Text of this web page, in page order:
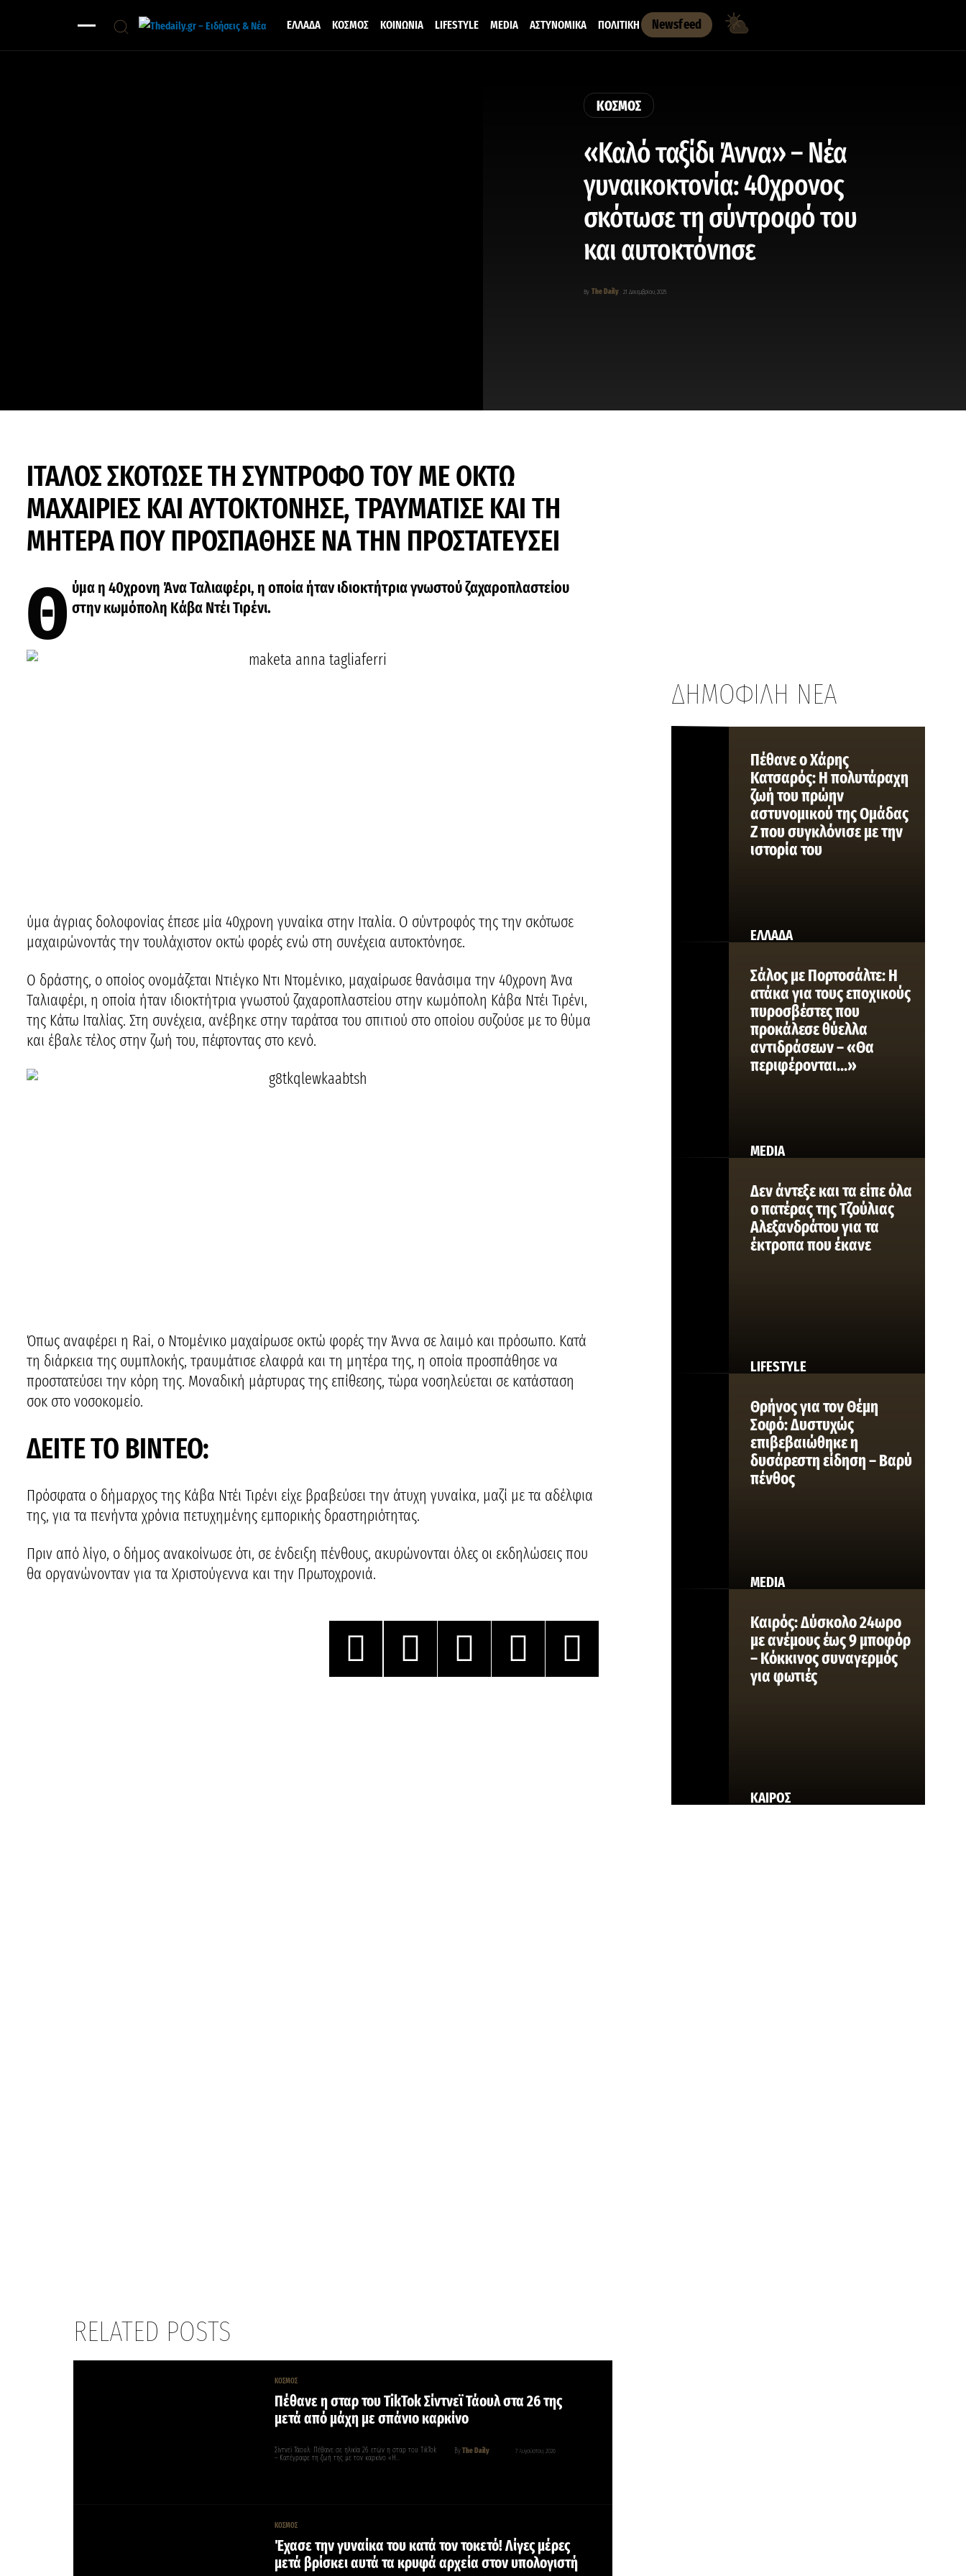
ΕΛΛΑΔΑ ΚΟΣΜΟΣ ΚΟΙΝΩΝΙΑ LIFESTYLE MEDIA ΑΣΤΥΝΟΜΙΚΑ ΠΟΛΙΤΙΚΗ Newsfeed
ΚΟΣΜΟΣ
«Καλό ταξίδι Άννα» – Νέα
γυναικοκτονία: 40χρονος
σκότωσε τη σύντροφό του
και αυτοκτόνnσε
By The Daily 21 Δεκεμβρίου, 2025
ΙΤΑΛΟΣ ΣΚΟΤΩΣΕ ΤΗ ΣΥΝΤΡΟΦΟ ΤΟΥ ΜΕ ΟΚΤΩ
ΜΑΧΑΙΡΙΕΣ ΚΑΙ ΑΥΤΟΚΤΟΝΗΣΕ, ΤΡΑΥΜΑΤΙΣΕ ΚΑΙ ΤΗ
ΜΗΤΕΡΑ ΠΟΥ ΠΡΟΣΠΑΘΗΣΕ ΝΑ ΤΗΝ ΠΡΟΣΤΑΤΕΥΣΕΙ
Θ ύμα η 40χρονη Άνα Ταλιαφέρι, η οποία ήταν ιδιοκτήτρια γνωστού ζαχαροπλαστείου
στην κωμόπολη Κάβα Ντέι Τιρένι.
ύμα άγριας δολοφονίας έπεσε μία 40χρονη γυναίκα στην Ιταλία. Ο σύντροφός της την σκότωσε
μαχαιρώνοντάς την τουλάχιστον οκτώ φορές ενώ στη συνέχεια αυτοκτόνησε.
Ο δράστης, ο οποίος ονομάζεται Ντιέγκο Ντι Ντομένικο, μαχαίρωσε θανάσιμα την 40χρονη Άνα
Ταλιαφέρι, η οποία ήταν ιδιοκτήτρια γνωστού ζαχαροπλαστείου στην κωμόπολη Κάβα Ντέι Τιρένι,
της Κάτω Ιταλίας. Στη συνέχεια, ανέβηκε στην ταράτσα του σπιτιού στο οποίου συζούσε με το θύμα
και έβαλε τέλος στην ζωή του, πέφτοντας στο κενό.
Όπως αναφέρει η Rai, ο Ντομένικο μαχαίρωσε οκτώ φορές την Άννα σε λαιμό και πρόσωπο. Κατά
τη διάρκεια της συμπλοκής, τραυμάτισε ελαφρά και τη μητέρα της, η οποία προσπάθησε να
προστατεύσει την κόρη της. Μοναδική μάρτυρας της επίθεσης, τώρα νοσηλεύεται σε κατάσταση
σοκ στο νοσοκομείο.
ΔΕΙΤΕ ΤΟ ΒΙΝΤΕΟ:
Πρόσφατα ο δήμαρχος της Κάβα Ντέι Τιρένι είχε βραβεύσει την άτυχη γυναίκα, μαζί με τα αδέλφια
της, για τα πενήντα χρόνια πετυχημένης εμπορικής δραστηριότητας.
Πριν από λίγο, ο δήμος ανακοίνωσε ότι, σε ένδειξη πένθους, ακυρώνονται όλες οι εκδηλώσεις που
θα οργανώνονταν για τα Χριστούγεννα και την Πρωτοχρονιά.
ΔΗΜΟΦΙΛΗ ΝΕΑ
ΕΛΛΑΔΑ
Πέθανε ο Χάρης
Κατσαρός: Η πολυτάραχη
ζωή του πρώην
αστυνομικού της Ομάδας
Ζ που συγκλόνισε με την
ιστορία του
MEDIA
Σάλος με Πορτοσάλτε: Η
ατάκα για τους εποχικούς
πυροσβέστες που
προκάλεσε θύελλα
αντιδράσεων – «Θα
περιφέρονται…»
LIFESTYLE
Δεν άντεξε και τα είπε όλα
ο πατέρας της Τζούλιας
Αλεξανδράτου για τα
έκτροπα που έκανε
MEDIA
Θρήνος για τον Θέμη
Σοφό: Δυστυχώς
επιβεβαιώθηκε η
δυσάρεστη είδηση – Βαρύ
πένθος
ΚΑΙΡΟΣ
Καιρός: Δύσκολο 24ωρο
με ανέμους έως 9 μποφόρ
– Κόκκινος συναγερμός
για φωτιές
RELATED POSTS
ΚΟΣΜΟΣ
Πέθανε η σταρ του TikTok Σίντνεϊ Τάουλ στα 26 της
μετά από μάχη με σπάνιο καρκίνο
ByThe Daily 7 Αυγούστου, 2026
Σίντνεϊ Τάουλ: Πέθανε σε ηλικία 26 ετών η σταρ του TikTok
– Kατέγραφε τη ζωή της με τον καρκίνο «Η…
ΚΟΣΜΟΣ
Έχασε την γυναίκα του κατά τον τοκετό! Λίγες μέρες
μετά βρίσκει αυτά τα κρυφά αρχεία στον υπολογιστή